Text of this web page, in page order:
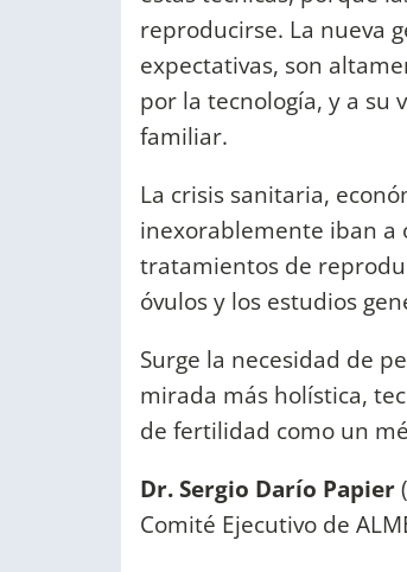
reproducirse. La nueva
expectativas, son
por la tecnología, y a su
familiar.
La crisis sanitaria,
inexorablemente iban a
tratamientos de
óvulos y los estudios
Surge la necesidad de
mirada más holística,
de fertilidad como un
Dr. Sergio Darío Papier
Comité Ejecutivo de